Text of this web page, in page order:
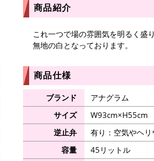
商品紹介
これ一つで場の雰囲気を明るく盛
無地の白となっております。
商品仕様
ブランド
アナグラム
サイズ
W93cm×H55cm
逆止弁
有り：空気やヘリ
容量
45リットル